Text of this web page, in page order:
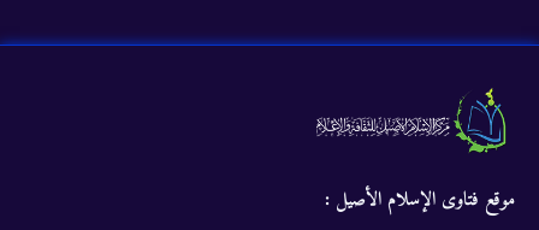
موقع فتاوى الإسلام الأصيل :